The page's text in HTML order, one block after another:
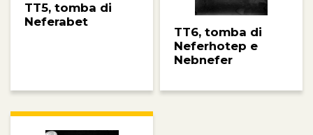
TT5, tomba di
Neferabet
TT6, tomba di
Neferhotep e
Nebnefer